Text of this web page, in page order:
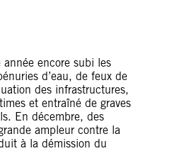
encore subi les
d’eau, de feux de
des infrastructures,
et entraîné de graves
En décembre, des
ampleur contre la
à la démission du